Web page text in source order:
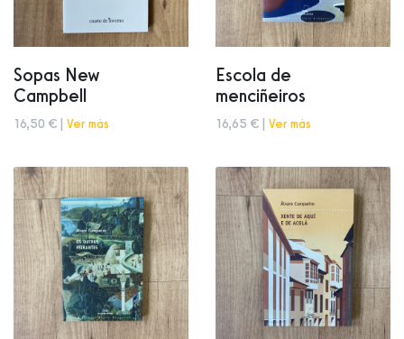
Sopas New
Campbell
16,50 € | Ver más
Escola de
menciñeiros
16,65 € | Ver más